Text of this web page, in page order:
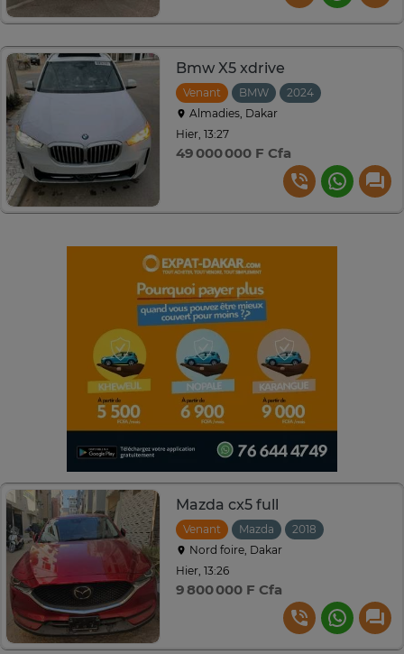
Bmw X5 xdrive
Venant BMW 2024
Almadies, Dakar
Hier, 13:27
49 000 000 F Cfa
Mazda cx5 full
Venant Mazda 2018
Nord foire, Dakar
Hier, 13:26
9 800 000 F Cfa